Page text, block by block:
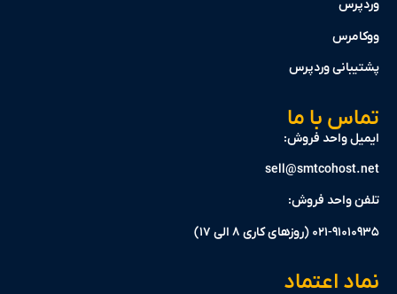
وردپرس
با ما
واحد فروش:
فروش:
کاری 8 الی 17)
اعتماد